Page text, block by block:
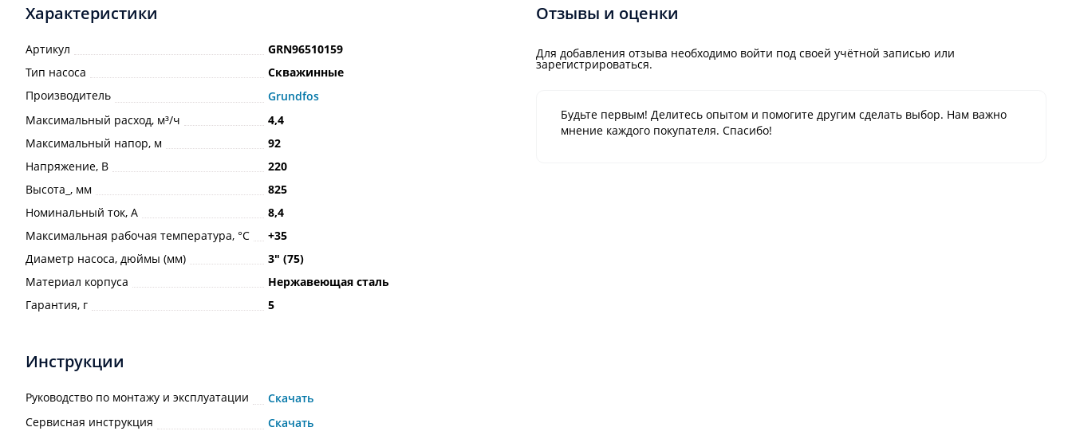
Характеристики
Артикул
GRN96510159
Тип насоса
Скважинные
Производитель
Grundfos
Максимальный расход, м³/ч
4,4
Максимальный напор, м
92
Напряжение, В
220
Высота_, мм
825
Номинальный ток, А
8,4
Максимальная рабочая температура, °С
+35
Диаметр насоса, дюймы (мм)
3ʺ (75)
Материал корпуса
Нержавеющая сталь
Гарантия, г
5
Инструкции
Руководство по монтажу и эксплуатации
Скачать
Сервисная инструкция
Скачать
Отзывы и оценки
Для добавления отзыва необходимо войти под своей учётной записью или
зарегистрироваться.
Будьте первым! Делитесь опытом и помогите другим сделать выбор. Нам важно
мнение каждого покупателя. Спасибо!